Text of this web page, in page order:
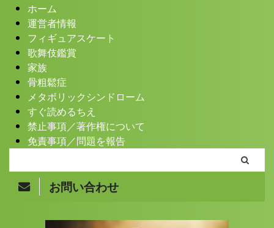
ホーム
運営者情報
フィギュアスケート
歌舞伎鑑賞
家族
骨粗鬆症
メタボリックシンドローム
すぐ読めるちえ
禁止事項／著作権について
免責事項／問題を報告
お問い合わせ